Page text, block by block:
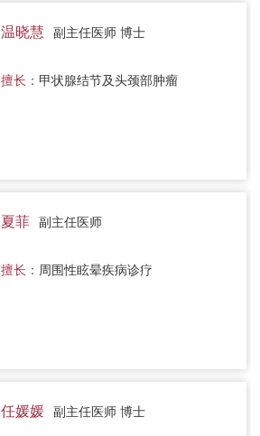
温晓慧 副主任医师 博士
擅长： 甲状腺结节及头颈部肿瘤
夏菲 副主任医师
擅长： 周围性眩晕疾病诊疗
任媛媛 副主任医师 博士